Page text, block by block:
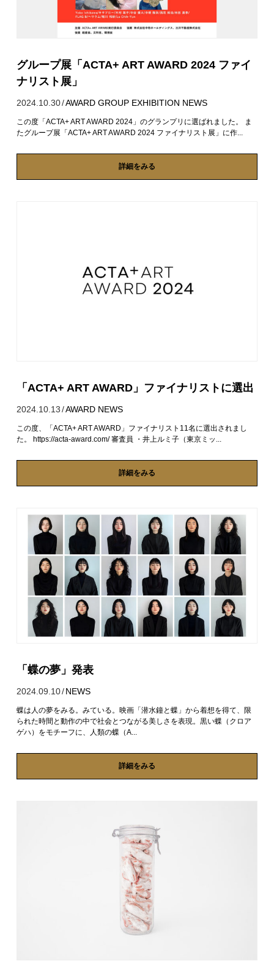
グループ展「ACTA+ ART AWARD 2024 ファイ
ナリスト展」
2024.10.30/AWARD GROUP EXHIBITION NEWS
この度「ACTA+ ART AWARD 2024」のグランプリに選ばれました。 ま
たグループ展「ACTA+ ART AWARD 2024 ファイナリスト展」に作...
詳細をみる
「ACTA+ ART AWARD」ファイナリストに選出
2024.10.13 /AWARD NEWS
この度、「ACTA+ ART AWARD」ファイナリスト11名に選出されまし
た。 https://acta-award.com/ 審査員 ・井上ルミ子（東京ミッ...
詳細をみる
「蝶の夢」発表
2024.09.10/NEWS
蝶は人の夢をみる。みている。映画「潜水鐘と蝶」から着想を得て、限
られた時間と動作の中で社会とつながる美しさを表現。黒い蝶（クロア
ゲハ）をモチーフに、人類の蝶（A...
詳細をみる